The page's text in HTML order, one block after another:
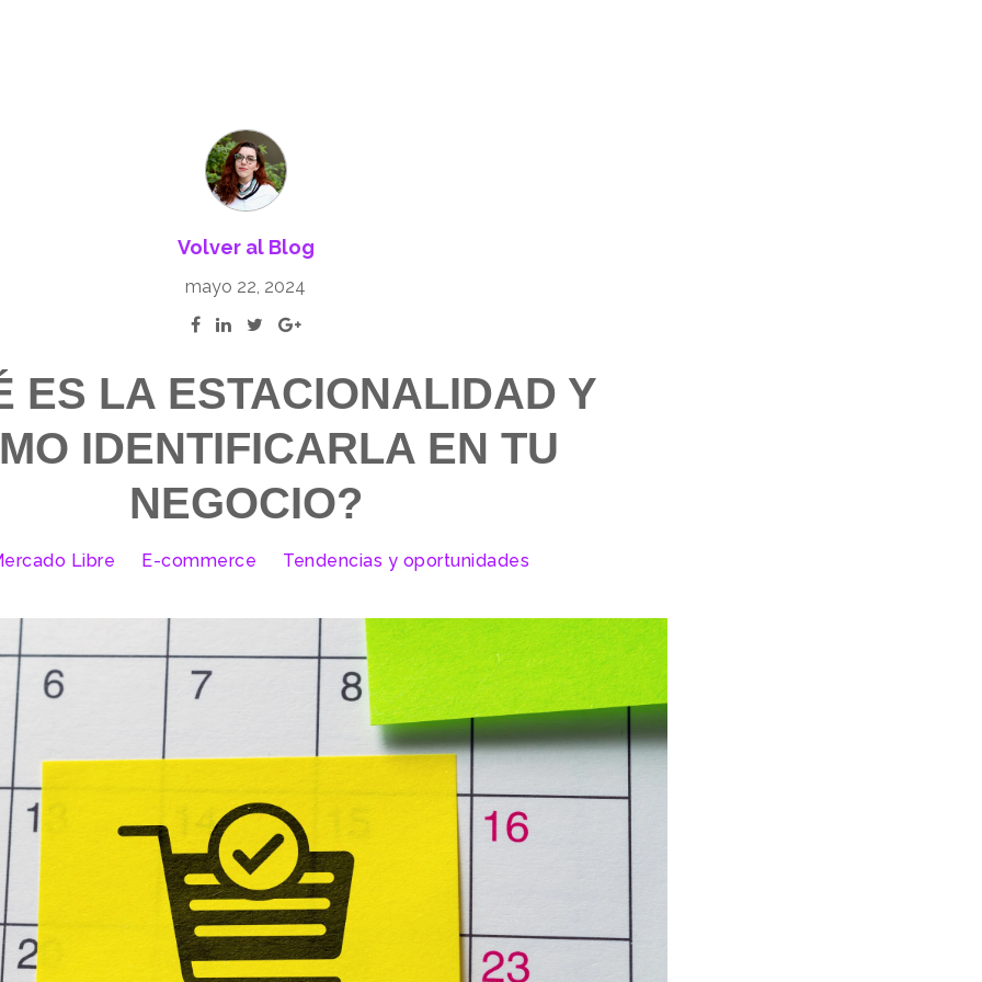
Volver al Blog
mayo 22, 2024
ES LA ESTACIONALIDAD Y
IDENTIFICARLA EN TU
NEGOCIO?
Libre E-commerce Tendencias y oportunidades